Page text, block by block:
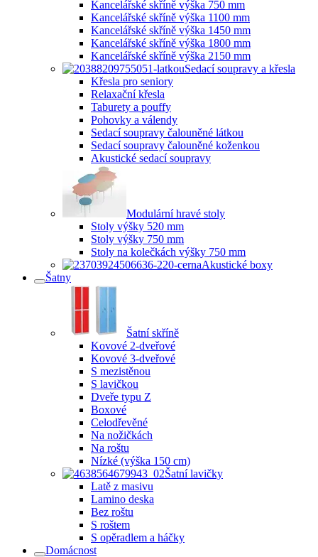
Kancelářské skříně výška 750 mm
Kancelářské skříně výška 1100 mm
Kancelářské skříně výška 1450 mm
Kancelářské skříně výška 1800 mm
Kancelářské skříně výška 2150 mm
Sedací soupravy a křesla
Křesla pro seniory
Relaxační křesla
Taburety a pouffy
Pohovky a válendy
Sedací soupravy čalouněné látkou
Sedací soupravy čalouněné koženkou
Akustické sedací soupravy
Modulární hravé stoly
Stoly výšky 520 mm
Stoly výšky 750 mm
Stoly na kolečkách výšky 750 mm
Akustické boxy
Šatny
Šatní skříně
Kovové 2-dveřové
Kovové 3-dveřové
S mezistěnou
S lavičkou
Dveře typu Z
Boxové
Celodřevěné
Na nožičkách
Na roštu
Nízké (výška 150 cm)
Šatní lavičky
Latě z masivu
Lamino deska
Bez roštu
S roštem
S opěradlem a háčky
Domácnost